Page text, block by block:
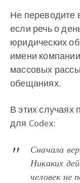
Не переводите
если речь о
юридических
имени
массовых
обещаниях.
В этих случаях
для Codex:
Сначала
Никаких
человек не